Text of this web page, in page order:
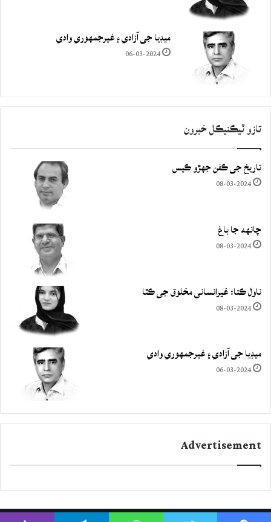
ميڊيا جي آزادي ۽ غيرجمھوري وادي
06-03-2024
تازو ٽيڪنيڪل خبرون
تاريخ جي ڪفن جھڙو ڪيس
08-03-2024
چانهه جا باغ
08-03-2024
ناول ڪتا: غيرانساني مخلوق جي ڪٿا
08-03-2024
ميڊيا جي آزادي ۽ غيرجمھوري وادي
06-03-2024
Advertisement